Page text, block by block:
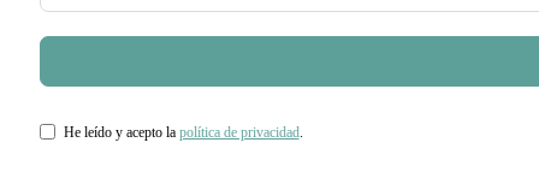
He leído y acepto la política de privacidad.